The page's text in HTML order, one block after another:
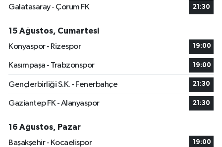
Galatasaray - Çorum FK
21:30
15 Ağustos, Cumartesi
Konyaspor - Rizespor
19:00
Kasımpaşa - Trabzonspor 19:00
Gençlerbirliği S.K. - Fenerbahçe 21:30
Gaziantep FK - Alanyaspor 21:30
16 Ağustos, Pazar
Başakşehir - Kocaelispor
19:00